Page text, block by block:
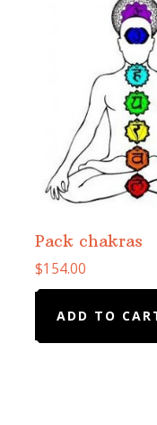
Pack chakras
$154.00
ADD TO